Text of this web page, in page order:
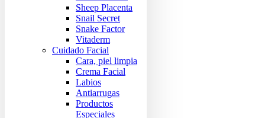
Sheep Placenta
Snail Secret
Snake Factor
Vitaderm
Cuidado Facial
Cara, piel limpia
Crema Facial
Labios
Antiarrugas
Productos
Especiales